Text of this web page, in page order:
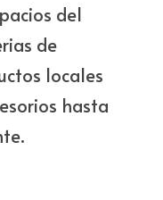
del
de
locales
hasta